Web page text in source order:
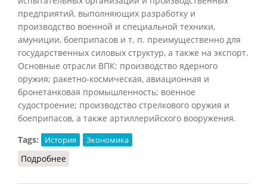
предприятий, выполняющих разработку и
производство военной и специальной техники,
амуниции, боеприпасов и т. п. преимущественно для
государственных силовых структур, а также на экспорт.
Основные отрасли ВПК: производство ядерного
оружия; ракетно-космическая, авиационная и
бронетанковая промышленность; военное
судостроение; производство стрелкового оружия и
боеприпасов, а также артиллерийского вооружения.
Tags:
История Экономика
Подробнее